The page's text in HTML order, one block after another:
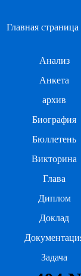
Главная страница
Анализ
Анкета
архив
Биография
Бюллетень
Викторина
Глава
Диплом
Доклад
Задача